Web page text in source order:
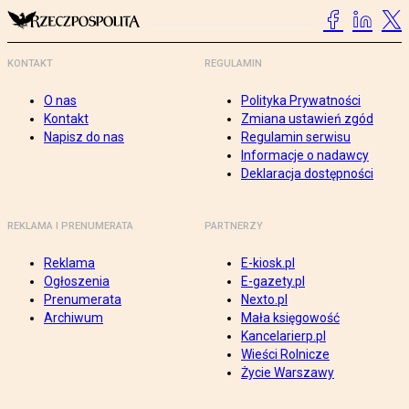
KONTAKT
O nas
Kontakt
Napisz do nas
REGULAMIN
Polityka Prywatności
Zmiana ustawień zgód
Regulamin serwisu
Informacje o nadawcy
Deklaracja dostępności
REKLAMA I PRENUMERATA
Reklama
Ogłoszenia
Prenumerata
Archiwum
PARTNERZY
E-kiosk.pl
E-gazety.pl
Nexto.pl
Mała księgowość
Kancelarierp.pl
Wieści Rolnicze
Życie Warszawy